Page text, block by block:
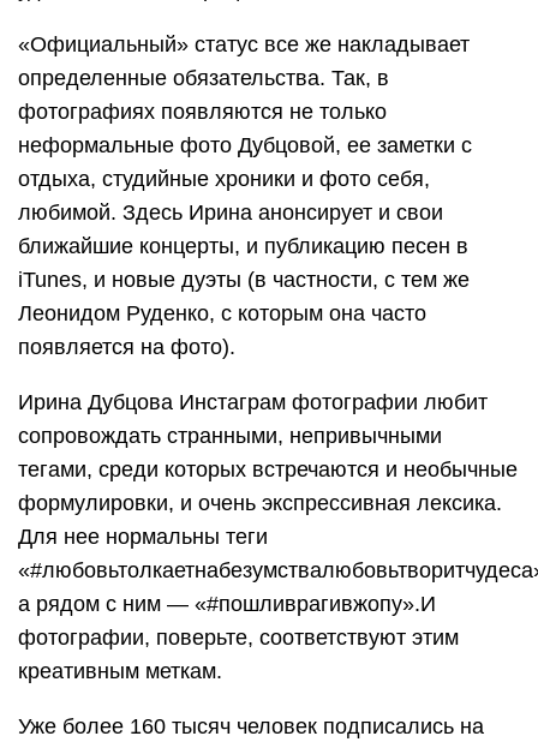
«Официальный» статус все же накладывает
определенные обязательства. Так, в
фотографиях появляются не только
неформальные фото Дубцовой, ее заметки с
отдыха, студийные хроники и фото себя,
любимой. Здесь Ирина анонсирует и свои
ближайшие концерты, и публикацию песен в
iTunes, и новые дуэты (в частности, с тем же
Леонидом Руденко, с которым она часто
появляется на фото).
Ирина Дубцова Инстаграм фотографии любит
сопровождать странными, непривычными
тегами, среди которых встречаются и необычные
формулировки, и очень экспрессивная лексика.
Для нее нормальны теги
а рядом с ним — «#пошливрагивжопу».И
фотографии, поверьте, соответствуют этим
креативным меткам.
Уже более 160 тысяч человек подписались на